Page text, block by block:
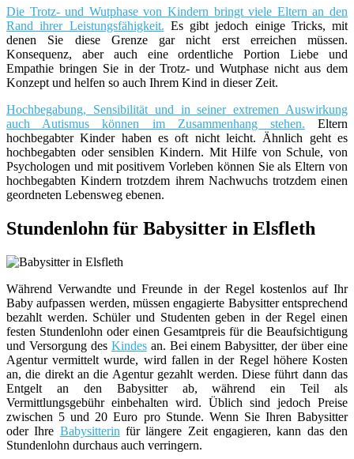
Die Trotz- und Wutphase von Kindern bringt viele Eltern an den
Rand ihrer Leistungsfähigkeit. Es gibt jedoch einige Tricks, mit
denen Sie diese Grenze gar nicht erst erreichen müssen.
Konsequenz, aber auch eine ordentliche Portion Liebe und
Empathie bringen Sie in der Trotz- und Wutphase nicht aus dem
Konzept und helfen so auch Ihrem Kind in dieser Zeit.
Hochbegabung, Sensibilität und in seiner extremen Auswirkung
auch Autismus können im Zusammenhang stehen. Eltern
hochbegabter Kinder haben es oft nicht leicht. Ähnlich geht es
hochbegabten oder sensiblen Kindern. Mit Hilfe von Schule, von
Psychologen und mit positivem Vorleben können Sie als Eltern von
hochbegabten Kindern trotzdem ihrem Nachwuchs trotzdem einen
geordneten Lebensweg ebenen.
Stundenlohn für Babysitter in Elsfleth
Während Verwandte und Freunde in der Regel kostenlos auf Ihr
Baby aufpassen werden, müssen engagierte Babysitter entsprechend
bezahlt werden. Schüler und Studenten geben in der Regel einen
festen Stundenlohn oder einen Gesamtpreis für die Beaufsichtigung
und Versorgung des Kindesan. Bei einem Babysitter, der über eine
Agentur vermittelt wurde, wird fallen in der Regel höhere Kosten
an, die direkt an die Agentur gezahlt werden. Diese führt dann das
Entgelt an den Babysitter ab, während ein Teil als
Vermittlungsgebühr einbehalten wird. Üblich sind jedoch Preise
zwischen 5 und 20 Euro pro Stunde. Wenn Sie Ihren Babysitter
oder Ihre Babysitterin für längere Zeit engagieren, kann das den
Stundenlohn durchaus auch verringern.